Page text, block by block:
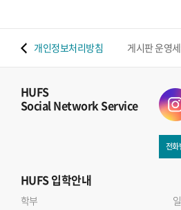
개인정보처리방침 게시판 운영
HUFS
Social Network Service
전화
HUFS입학안내
학부